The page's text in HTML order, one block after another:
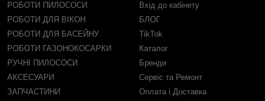
РОБОТИ ПИЛОСОСИ
РОБОТИ ДЛЯ ВІКОН
РОБОТИ ДЛЯ БАСЕЙНУ
РОБОТИ ГАЗОНОКОСАРКИ
РУЧНІ ПИЛОСОСИ
АКСЕСУАРИ
ЗАПЧАСТИНИ
Вхід до кабінету
БЛОГ
TikTok
Каталог
Бренди
Сервіс та Ремонт
Оплата і Доставка